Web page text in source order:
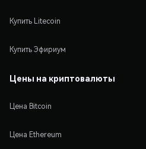
Купить Litecoin
Купить Эфириум
Цены на криптовалюты
Цена Bitcoin
Цена Ethereum